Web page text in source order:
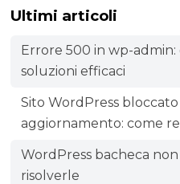
Ultimi articoli
Errore 500 in wp-
soluzioni efficaci
Sito WordPress
aggiornamento: come
WordPress bacheca
risolverle